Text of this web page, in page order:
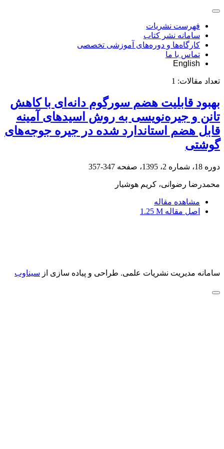
فهرست نشریات
سامانه نشر کتاب
کارگاه‌ها و دوره‌های آموزشی تخصصی
تماس با ما
English
تعداد مقالات: 1
بهبود قابلیت هضم سورگوم دانه‌ای با کاهش
تانن و جیره‌نویسی به روش اسیدهای آمینه
قابل هضم استاندارد شده در جیره جوجه‌های
گوشتی
دوره 18، شماره 2، 1395، صفحه 347-357
محمدرضا رضوانی، کریم هوشیار
مشاهده مقاله
اصل مقاله 1.25 M
سامانه مدیریت نشریات علمی. طراحی و پیاده سازی از سیناوب